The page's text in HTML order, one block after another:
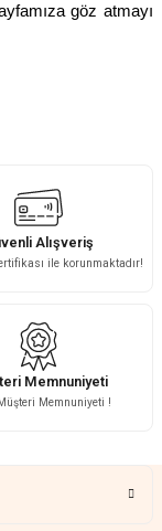
göz atmayı
Alışveriş
ile korunmaktadır!
Memnuniyeti
Memnuniyeti !